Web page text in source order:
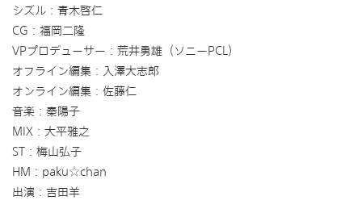
シズル：青木啓仁
CG：福岡二隆
VPプロデューサー：荒井勇雄（ソニーPCL）
オフライン編集：入澤大志郎
オンライン編集：佐藤仁
音楽：秦陽子
MIX：大平雅之
ST：梅山弘子
HM：paku☆chan
出演：吉田羊